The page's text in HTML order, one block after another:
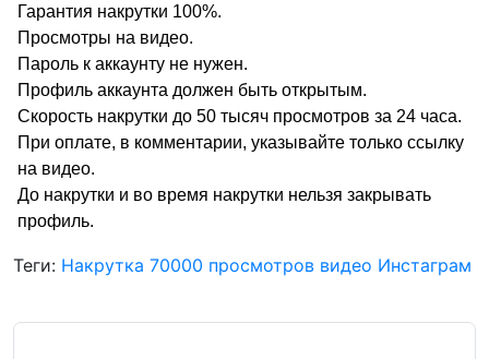
Гарантия накрутки 100%.
Просмотры на видео.
Пароль к аккаунту не нужен.
Профиль аккаунта должен быть открытым.
Скорость накрутки до 50 тысяч просмотров за 24 часа.
При оплате, в комментарии, указывайте только ссылку
на видео.
До накрутки и во время накрутки нельзя закрывать
профиль.
Теги: Накрутка 70000 просмотров видео Инстаграм